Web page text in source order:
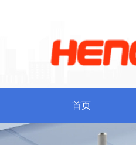
首页